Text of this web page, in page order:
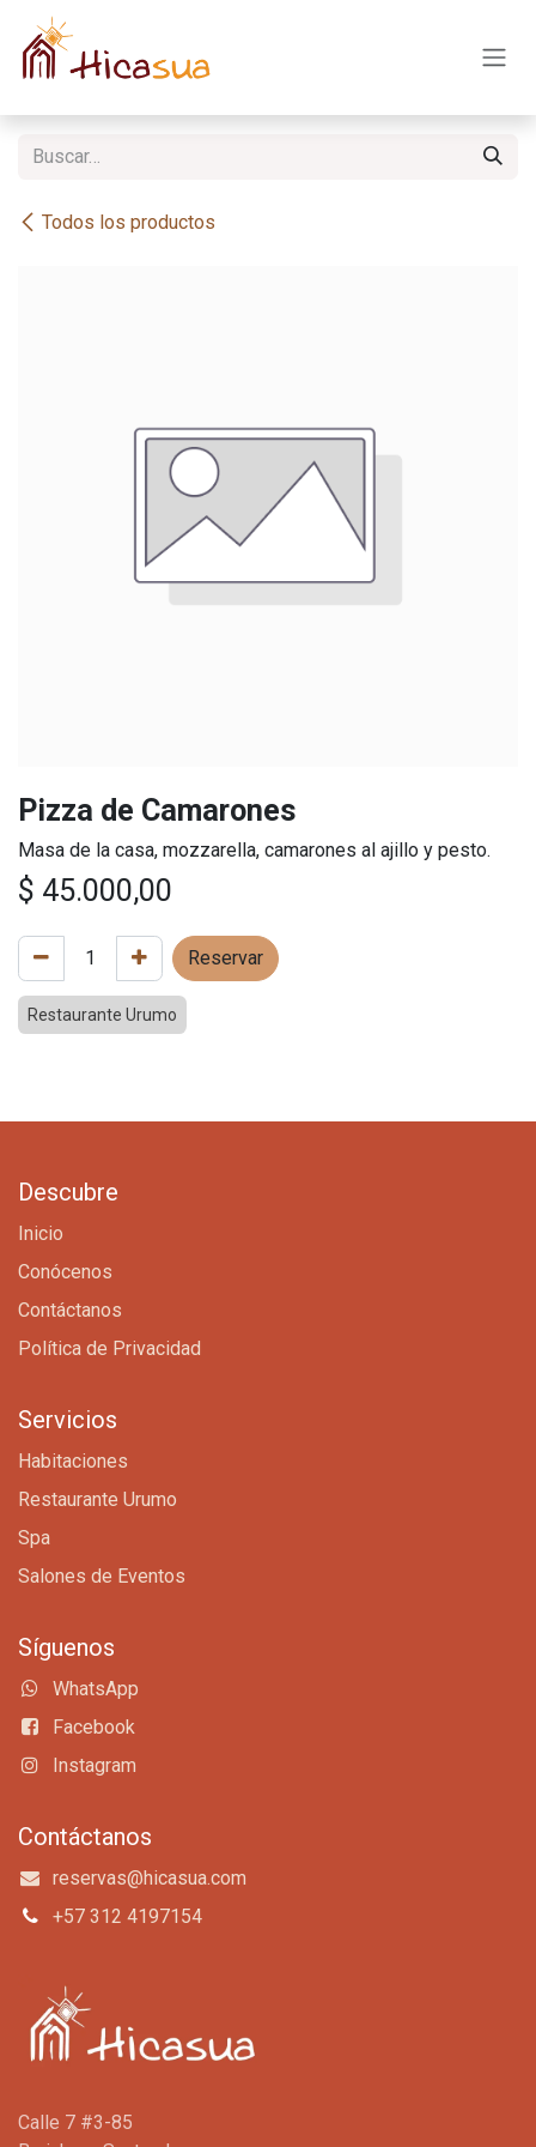
Ir al contenido
Todos los productos
Pizza de Camarones
Masa de la casa, mozzarella, camarones al ajillo y pesto.
$ 45.000,00
Reservar
Restaurante Urumo
Descubre
Inicio
Conócenos
Contáctanos
Política de Privacidad
Servicios
Habitaciones
Restaurante Urumo
Spa
Salones de Eventos
Síguenos
WhatsApp
Facebook
Instagram
Contáctanos
reservas@hicasua.com
+57 312 4197154
Calle 7 #3-85